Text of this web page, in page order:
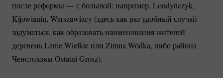
после реформы — с большой: например, Londyńczyk,
Kijowianin, Warszawiacy (здесь как раз удобный случай
задуматься, как образовать наименования жителей
деревень Lenie Wielkie или Zimna Wódka, либо района
Ченстоховы Ostatni Grosz).